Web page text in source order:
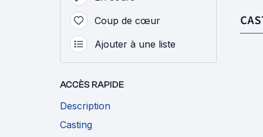
Coup de cœur
Ajouter à une liste
ACCÈS RAPIDE
Description
Casting